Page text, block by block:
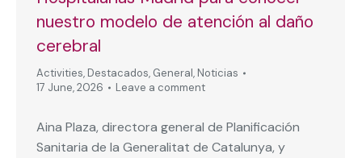
nuestro modelo de atención al daño
cerebral
Activities, Destacados, General, Noticias
17 June, 2026
Leave a comment
Aina Plaza, directora general de Planificación
Sanitaria de la Generalitat de Catalunya, y